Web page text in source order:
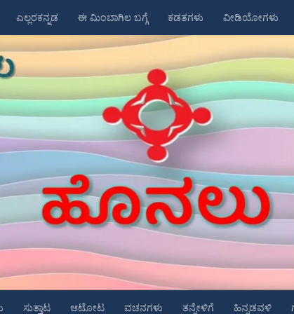
ಎಲ್ಲರಕನ್ನಡ ಈ ಮಿಂಬಾಗಿಲ ಬಗ್ಗೆ ಕಡತಗಳು ವೀಡಿಯೋಗಳು
ಸುತ್ತಾಟ ಆಟೋಟ ವಚನಗಳು ತನ್ನೇಳಿಗೆ ಹಿನ್ನಡವಳಿ